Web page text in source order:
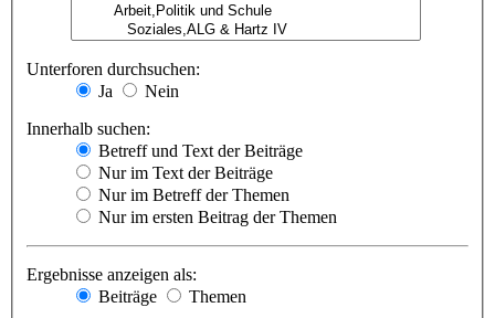
Unterforen durchsuchen:
Ja
Nein
Innerhalb suchen:
Betreff und Text der Beiträge
Nur im Text der Beiträge
Nur im Betreff der Themen
Nur im ersten Beitrag der Themen
Ergebnisse anzeigen als:
Beiträge
Themen